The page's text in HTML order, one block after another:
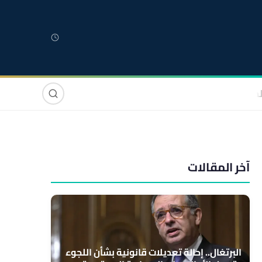
صوت وصورة
آخر المقالات
البرتغال.. إحالة تعديلات قانونية بشأن اللجوء